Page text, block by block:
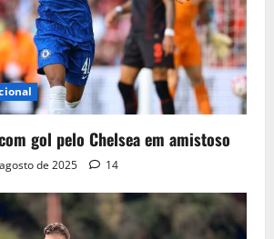
gol pelo Chelsea em amistoso
de 2025 14